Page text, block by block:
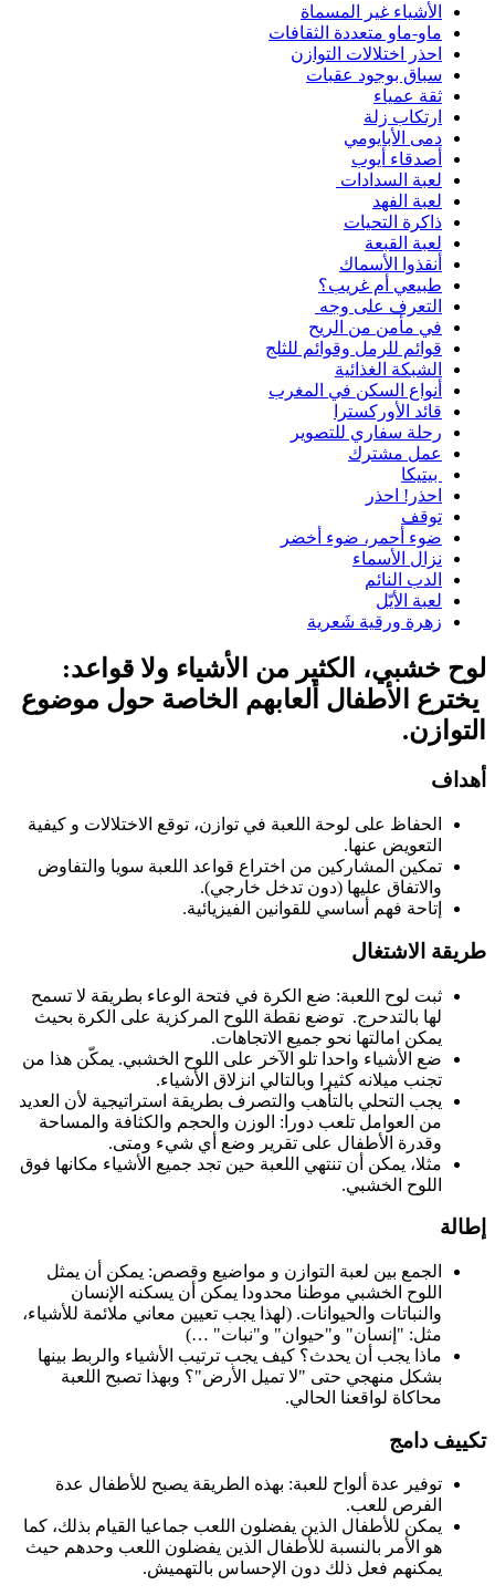
الأشياء غير المسماة
ماو-ماو متعددة الثقافات
احذر اختلالات التوازن
سباق بوجود عقبات
ثقة عمياء
ارتكاب زلة
دمى الأبايومي
أصدقاء أيوب
لعبة السدادات
لعبة الفهد
ذاكرة التحيات
لعبة القبعة
أنقذوا الأسماك
طبيعي أم غريب؟
التعرف على وجه
في مأمن من الريح
قوائم للرمل وقوائم للثلج
الشبكة الغذائية
أنواع السكن في المغرب
قائد الأوركسترا
رحلة سفاري للتصوير
عمل مشترك
بيتيكا
احذر! احذر
توقف
ضوء أحمر، ضوء أخضر
نزال الأسماء
الدب النائم
لعبة الأيّل
زهرة ورقية شَعرية
لوح خشبي، الكثير من الأشياء ولا قواعد:
يخترع الأطفال ألعابهم الخاصة حول موضوع
التوازن.
أهداف
الحفاظ على لوحة اللعبة في توازن، توقع الاختلالات و كيفية
التعويض عنها.
تمكين المشاركين من اختراع قواعد اللعبة سويا والتفاوض
والاتفاق عليها (دون تدخل خارجي).
إتاحة فهم أساسي للقوانين الفيزيائية.
طريقة الاشتغال
ثبت لوح اللعبة: ضع الكرة في فتحة الوعاء بطريقة لا تسمح
لها بالتدحرج. توضع نقطة اللوح المركزية على الكرة بحيث
يمكن امالتها نحو جميع الاتجاهات.
ضع الأشياء واحدا تلو الآخر على اللوح الخشبي. يمكّن هذا من
تجنب ميلانه كثيرا وبالتالي انزلاق الأشياء.
يجب التحلي بالتأهب والتصرف بطريقة استراتيجية لأن العديد
من العوامل تلعب دورا: الوزن والحجم والكثافة والمساحة
وقدرة الأطفال على تقرير وضع أي شيء ومتى.
مثلا، يمكن أن تنتهي اللعبة حين تجد جميع الأشياء مكانها فوق
اللوح الخشبي.
إطالة
الجمع بين لعبة التوازن و مواضيع وقصص: يمكن أن يمثل
اللوح الخشبي موطنا محدودا يمكن أن يسكنه الإنسان
والنباتات والحيوانات. (لهذا يجب تعيين معاني ملائمة للأشياء،
مثل: "إنسان" و"حيوان" و"نبات" …)
ماذا يجب أن يحدث؟ كيف يجب ترتيب الأشياء والربط بينها
بشكل منهجي حتى "لا تميل الأرض"؟ وبهذا تصبح اللعبة
محاكاة لواقعنا الحالي.
تكييف دامج
توفير عدة ألواح للعبة: بهذه الطريقة يصبح للأطفال عدة
الفرص للعب.
يمكن للأطفال الذين يفضلون اللعب جماعيا القيام بذلك، كما
هو الأمر بالنسبة للأطفال الذين يفضلون اللعب وحدهم حيث
يمكنهم فعل ذلك دون الإحساس بالتهميش.